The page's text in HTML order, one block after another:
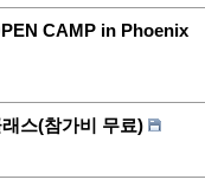
CAMP in Phoenix
스(참가비 무료)